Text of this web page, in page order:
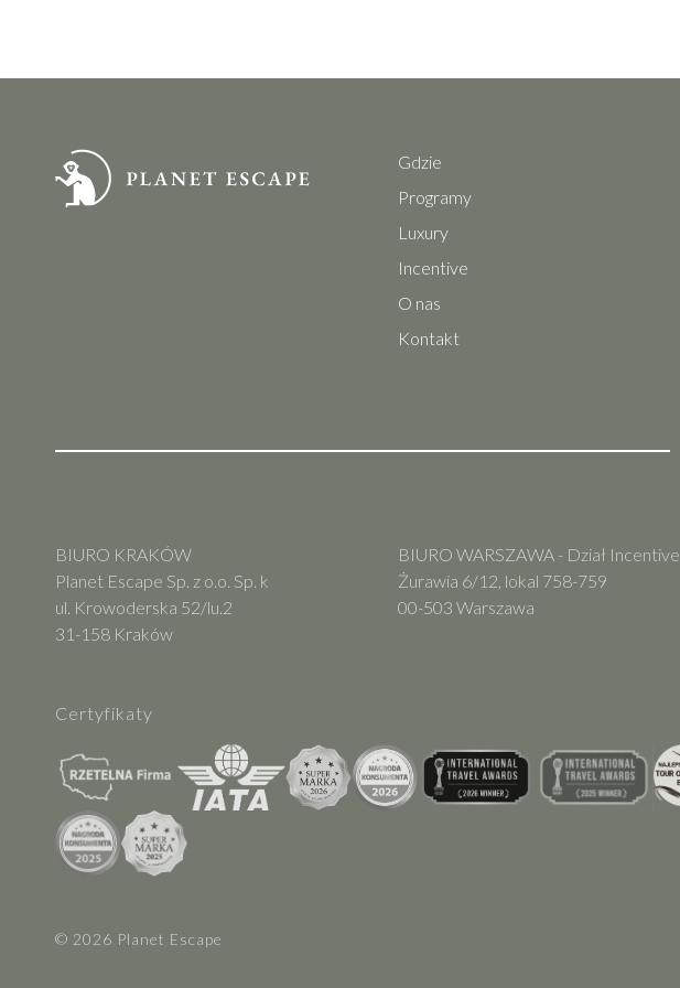
Gdzie
Programy
Luxury
Incentive
O nas
Kontakt
BIURO KRAKÓW
Planet Escape Sp. z o.o. Sp. k
ul. Krowoderska 52/lu.2
31-158 Kraków
BIURO WARSZAWA - Dział Incentive
Żurawia 6/12, lokal 758-759
00-503 Warszawa
Certyfikaty
© 2026 Planet Escape